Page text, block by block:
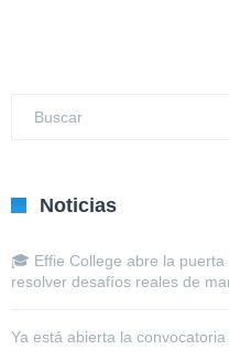
Noticias
🎓 Effie College abre la
resolver desafíos reales de
Ya está abierta la